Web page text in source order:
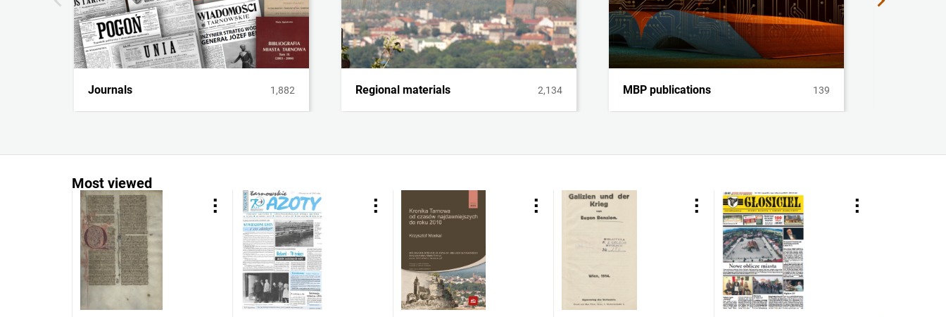
Journals 1,882 Regional materials 2,134 MBP publications 139
Most viewed